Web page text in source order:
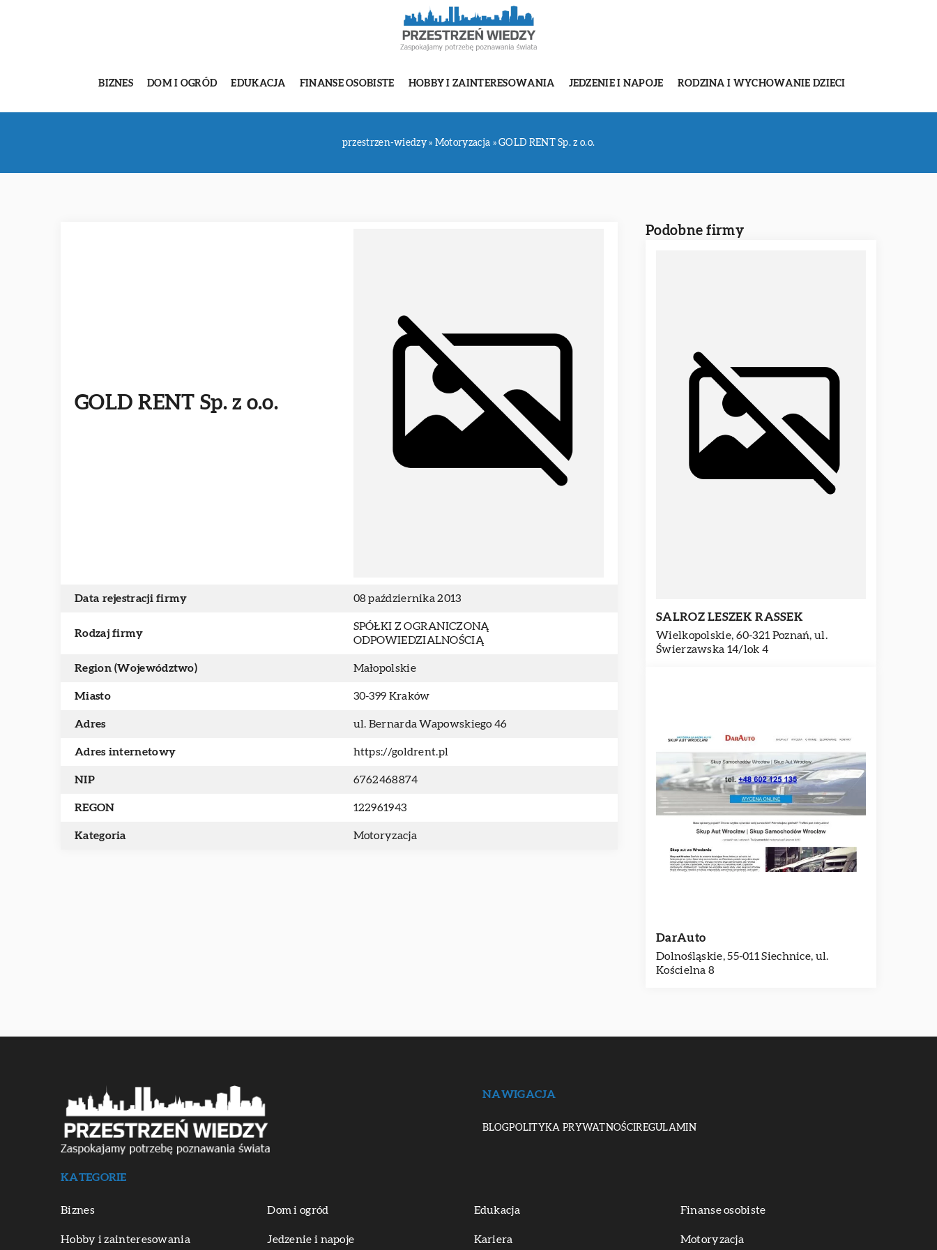
BIZNES DOM I OGRÓD EDUKACJA FINANSE OSOBISTE HOBBY I ZAINTERESOWANIA JEDZENIE I NAPOJE RODZINA I WYCHOWANIE DZIECI
przestrzen-wiedzy» Motoryzacja »GOLD RENT Sp. z o.o.
GOLD RENT Sp. z o.o.
Data rejestracji firmy 08 października 2013
Rodzaj firmy
SPÓŁKI Z OGRANICZONĄ
ODPOWIEDZIALNOŚCIĄ
Region (Województwo) Małopolskie
Miasto 30-399 Kraków
Adres ul. Bernarda Wapowskiego 46
Adres internetowy https://goldrent.pl
NIP 6762468874
REGON 122961943
Kategoria Motoryzacja
Podobne firmy
SALROZ LESZEK RASSEK
Wielkopolskie, 60-321 Poznań, ul.
Świerzawska 14/lok 4
DarAuto
Dolnośląskie, 55-011 Siechnice, ul.
Kościelna 8
NAWIGACJA
BLOGPOLITYKA PRYWATNOŚCIREGULAMIN
KATEGORIE
Biznes Dom i ogród Edukacja Finanse osobiste
Hobby i zainteresowania Jedzenie i napoje Kariera Motoryzacja